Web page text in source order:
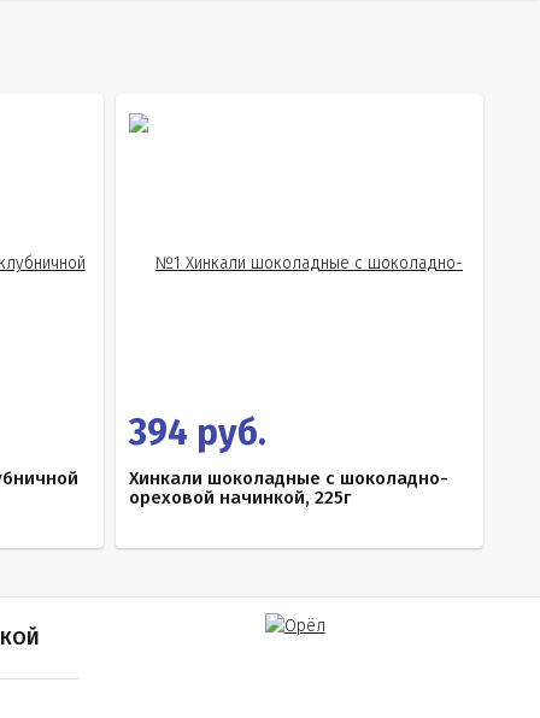
394 руб.
Хинкали шоколадные с шоколадно-
ореховой начинкой, 225г